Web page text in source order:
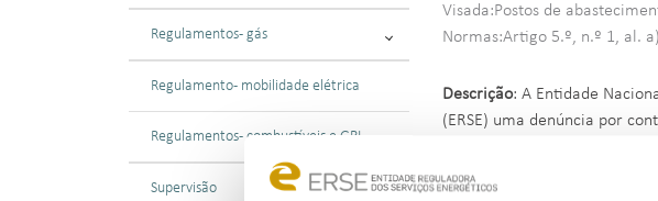
Regulamentos - gás
Regulamento - mobilidade elétrica
Regulamentos - combustíveis e GPL
Supervisão
Visada:Postos de
Normas:Artigo 5.º, n.º 1, al.
Descrição: A Entidade
(ERSE) uma denúncia por
pela visada, por não ter sido
Reclamações existente no